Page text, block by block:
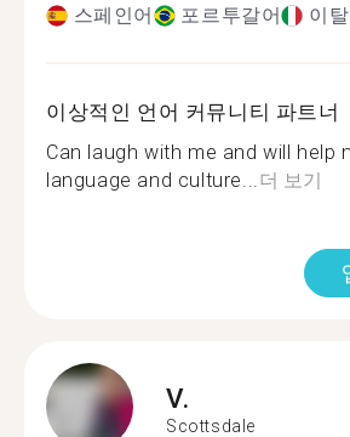
스페인어 포르투갈어 이
이상적인 언어 커뮤니티 파트너
Can laugh with me and will help
language and culture...더 보기
V.
Scottsdale